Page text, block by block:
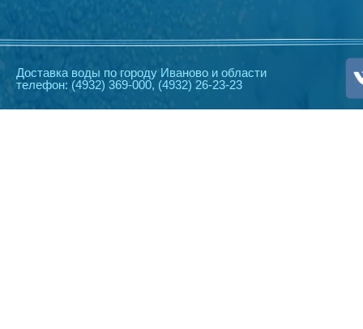
Доставка воды по городу Иваново и области
телефон: (4932) 369-000, (4932) 26-23-23